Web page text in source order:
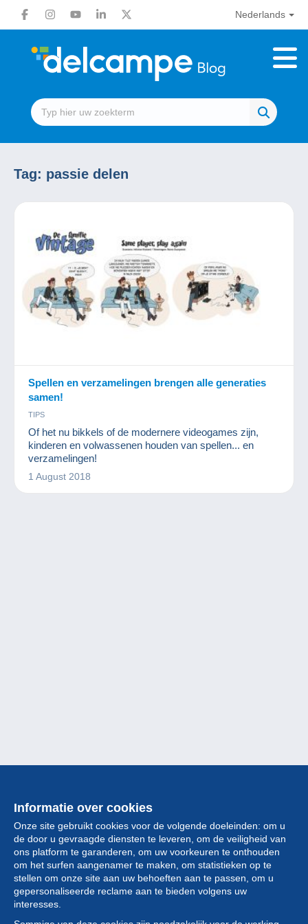
Nederlands
Tag: passie delen
Spellen en verzamelingen brengen alle generaties
samen!
TIPS
Of het nu bikkels of de modernere videogames zijn,
kinderen en volwassenen houden van spellen... en
verzamelingen!
1 August 2018
Informatie over cookies
Onze site gebruikt cookies voor de volgende doeleinden: om u
de door u gevraagde diensten te leveren, om de veiligheid van
ons platform te garanderen, om uw voorkeuren te onthouden
om het surfen aangenamer te maken, om statistieken op te
stellen om onze site aan uw behoeften aan te passen, om u
gepersonaliseerde reclame aan te bieden volgens uw
interesses.
Collectie